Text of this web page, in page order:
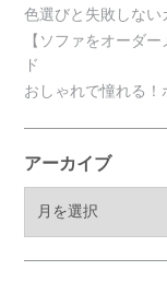
色選びと失敗しな
【ソファをオーダ
ド
おしゃれで憧れる
アーカイブ